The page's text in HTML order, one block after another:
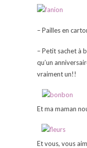
– Pailles en
– Petit sachet à
qu’un
vraiment un!!
Et ma maman
Et vous, vous